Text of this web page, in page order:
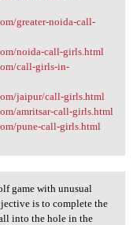
greater-noida-call-
noida-call-girls.html
call-girls-in-
jaipur/call-girls.html
amritsar-call-girls.html
pune-call-girls.html
golf
game with unusual
is to complete the
into the hole in the